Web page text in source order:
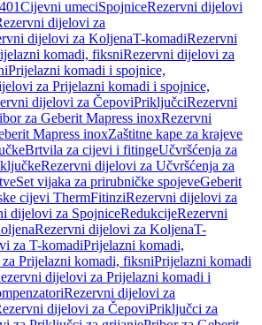
Cijevni umeciSpojniceRezervni dijelovi
dijelovi za
dijelovi za KoljenaT-komadiRezervni
komadi, fiksniRezervni dijelovi za
Prijelazni komadi i spojnice,
za Prijelazni komadi i spojnice,
dijelovi za ČepoviPriključciRezervni
za Geberit Mapress inoxRezervni
Mapress inoxZaštitne kape za krajeve
Brtvila za cijevi i fitingeUčvršćenja za
Rezervni dijelovi za Učvršćenja za
Set vijaka za prirubničke spojeveGeberit
cijevi ThermFitinziRezervni dijelovi za
dijelovi za SpojniceRedukcijeRezervni
Rezervni dijelovi za KoljenaT-
za T-komadiPrijelazni komadi,
Prijelazni komadi, fiksniPrijelazni komadi
dijelovi za Prijelazni komadi i
Rezervni dijelovi za
dijelovi za ČepoviPriključci za